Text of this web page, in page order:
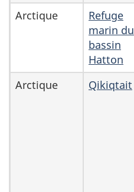
Arctique
Refuge
marin du
bassin
Hatton
Arctique Qikiqtait